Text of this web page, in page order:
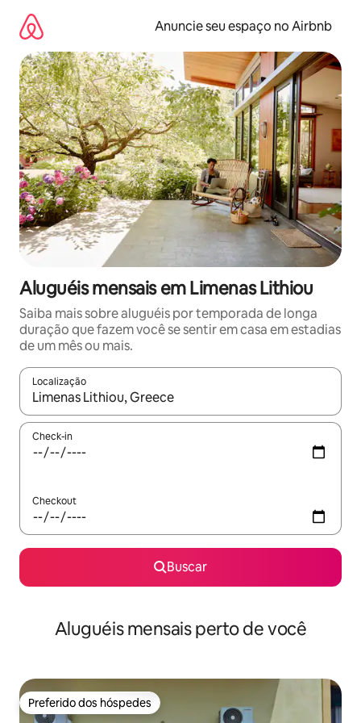
para
conteúdo
Anuncie seu espaço no Airbnb
Aluguéis mensais em Limenas Lithiou
Saiba mais sobre aluguéis por temporada de longa
duração que fazem você se sentir em casa em estadias
de um mês ou mais.
Localização
Quando os resultados estiverem disponíveis, explore-os
Check-in
Checkout
Buscar
Aluguéis mensais perto de você
Preferido dos hóspedes
Preferido dos hóspedes